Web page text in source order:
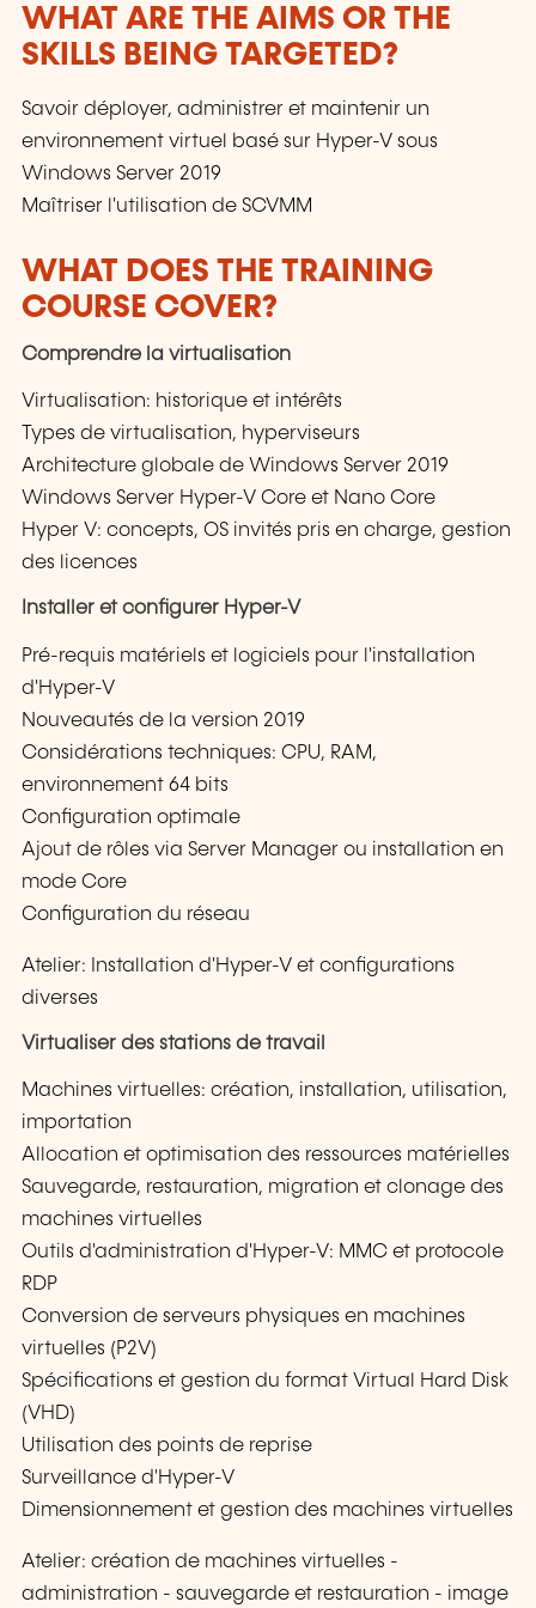
WHAT ARE THE AIMS OR THE
SKILLS BEING TARGETED?
Savoir déployer, administrer et maintenir un
environnement virtuel basé sur Hyper-V sous
Windows Server 2019
Maîtriser l'utilisation de SCVMM
WHAT DOES THE TRAINING
COURSE COVER?
Comprendre la virtualisation
Virtualisation: historique et intérêts
Types de virtualisation, hyperviseurs
Architecture globale de Windows Server 2019
Windows Server Hyper-V Core et Nano Core
Hyper V: concepts, OS invités pris en charge, gestion
des licences
Installer et configurer Hyper-V
Pré-requis matériels et logiciels pour l'installation
d'Hyper-V
Nouveautés de la version 2019
Considérations techniques: CPU, RAM,
environnement 64 bits
Configuration optimale
Ajout de rôles via Server Manager ou installation en
mode Core
Configuration du réseau
Atelier: Installation d'Hyper-V et configurations
diverses
Virtualiser des stations de travail
Machines virtuelles: création, installation, utilisation,
importation
Allocation et optimisation des ressources matérielles
Sauvegarde, restauration, migration et clonage des
machines virtuelles
Outils d'administration d'Hyper-V: MMC et protocole
RDP
Conversion de serveurs physiques en machines
virtuelles (P2V)
Spécifications et gestion du format Virtual Hard Disk
(VHD)
Utilisation des points de reprise
Surveillance d'Hyper-V
Dimensionnement et gestion des machines virtuelles
Atelier: création de machines virtuelles -
administration - sauvegarde et restauration - image